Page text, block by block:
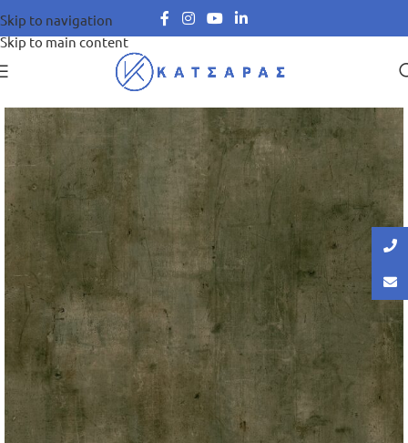
Skip to navigation
Skip to main content